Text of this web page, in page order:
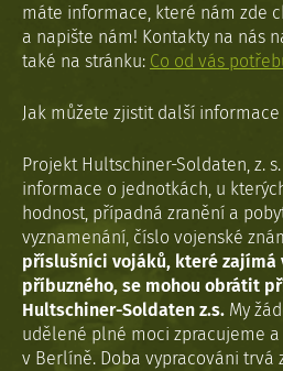
máte informace, které nám zde
a napište nám! Kontakty na nás
také na stránku: Co od vás
Jak můžete zjistit další
Projekt Hultschiner-Soldaten, z.
informace o jednotkách, u
hodnost, případná zranění a
vyznamenání, číslo vojenské
příslušníci vojáků, které zajímá
příbuzného, se mohou obrátit
Hultschiner-Soldaten z.s. My
udělené plné moci zpracujeme
v Berlíně. Doba vypracováni trvá